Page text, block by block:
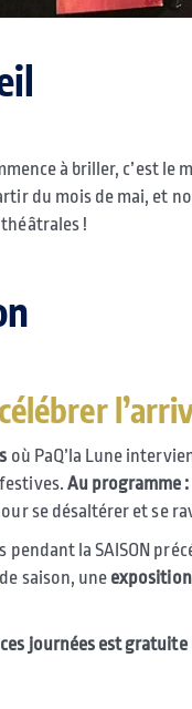
à briller, c’est
du mois de mai, et
!
où PaQ’la Lune
Au programme :
se désaltérer et se
pendant la SAISON
saison, une
journées est